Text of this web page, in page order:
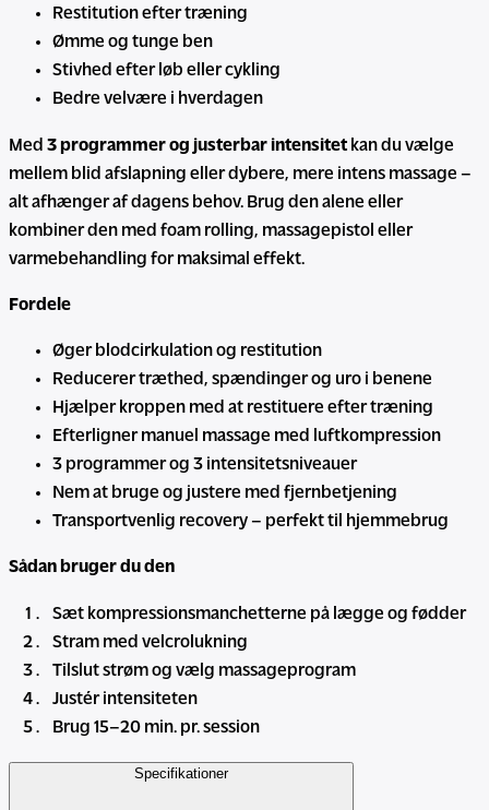
Restitution efter træning
Ømme og tunge ben
Stivhed efter løb eller cykling
Bedre velvære i hverdagen
Med 3 programmer og justerbar intensitet kan du vælge
mellem blid afslapning eller dybere, mere intens massage –
alt afhænger af dagens behov. Brug den alene eller
kombiner den med foam rolling, massagepistol eller
varmebehandling for maksimal effekt.
Fordele
Øger blodcirkulation og restitution
Reducerer træthed, spændinger og uro i benene
Hjælper kroppen med at restituere efter træning
Efterligner manuel massage med luftkompression
3 programmer og 3 intensitetsniveauer
Nem at bruge og justere med fjernbetjening
Transportvenlig recovery – perfekt til hjemmebrug
Sådan bruger du den
Sæt kompressionsmanchetterne på lægge og fødder
Stram med velcrolukning
Tilslut strøm og vælg massageprogram
Justér intensiteten
Brug 15–20 min. pr. session
Specifikationer